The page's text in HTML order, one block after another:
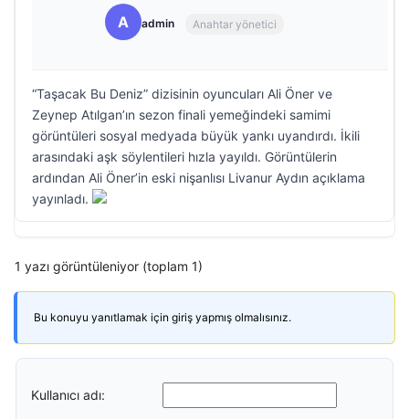
A admin Anahtar yönetici
“Taşacak Bu Deniz” dizisinin oyuncuları Ali Öner ve
Zeynep Atılgan’ın sezon finali yemeğindeki samimi
görüntüleri sosyal medyada büyük yankı uyandırdı. İkili
arasındaki aşk söylentileri hızla yayıldı. Görüntülerin
ardından Ali Öner’in eski nişanlısı Livanur Aydın açıklama
yayınladı.
1 yazı görüntüleniyor (toplam 1)
Bu konuyu yanıtlamak için giriş yapmış olmalısınız.
Kullanıcı adı: